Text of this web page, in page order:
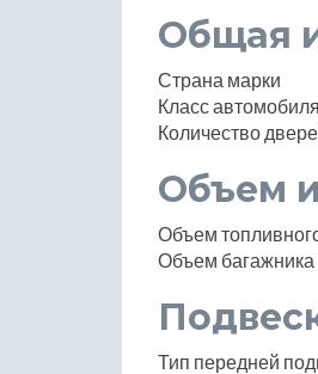
Общая
Страна марки
Класс автомобиля
Количество
Объем
Объем
Объем
Тип передней